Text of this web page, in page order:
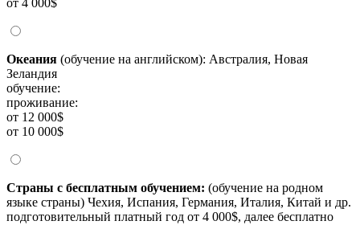
от 4 000$
Океания (обучение на английском): Австралия, Новая
Зеландия
обучение:
проживание:
от 12 000$
от 10 000$
Страны с бесплатным обучением: (обучение на родном
языке страны) Чехия, Испания, Германия, Италия, Китай и др.
подготовительный платный год от 4 000$, далее бесплатно